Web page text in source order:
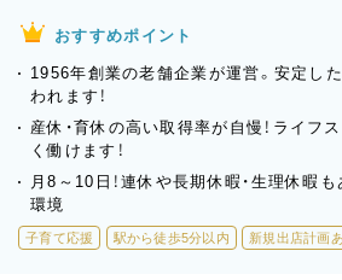
おすすめポイント
1956年創業の老舗企業が運営。安定し
われます！
産休・育休の高い取得率が自慢！ライフ
く働けます！
月8～10日！連休や長期休暇・生理休暇
環境
子育て応援 駅から徒歩5分以内 新規出店計画